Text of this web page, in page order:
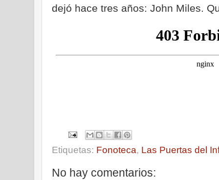
dejó hace tres años: John Miles.
Etiquetas: Fonoteca, Las Puertas del
No hay comentarios: